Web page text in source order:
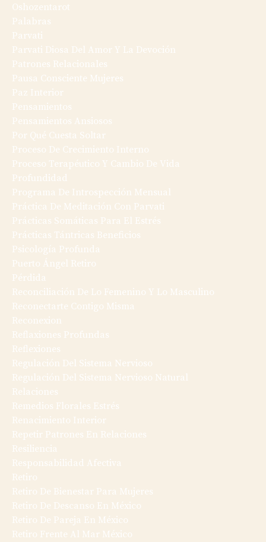
Oshozentarot
Palabras
Parvati
Parvati Diosa Del Amor Y La Devoción
Patrones Relacionales
Pausa Consciente Mujeres
Paz Interior
Pensamientos
Pensamientos Ansiosos
Por Qué Cuesta Soltar
Proceso De Crecimiento Interno
Proceso Terapéutico Y Cambio De Vida
Profundidad
Programa De Introspección Mensual
Práctica De Meditación Con Parvati
Prácticas Somáticas Para El Estrés
Prácticas Tántricas Beneficios
Psicología Profunda
Puerto Ángel Retiro
Pérdida
Reconciliación De Lo Femenino Y Lo Masculino
Reconectarte Contigo Misma
Reconexion
Reflaxiones Profundas
Reflexiones
Regulación Del Sistema Nervioso
Regulación Del Sistema Nervioso Natural
Relaciones
Remedios Florales Estrés
Renacimiento Interior
Repetir Patrones En Relaciones
Resiliencia
Responsabilidad Afectiva
Retiro
Retiro De Bienestar Para Mujeres
Retiro De Descanso En México
Retiro De Pareja En México
Retiro Frente Al Mar México